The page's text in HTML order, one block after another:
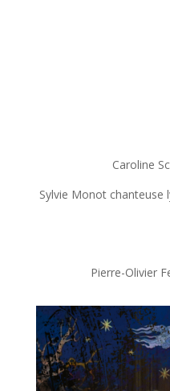
Caroline
Sylvie Monot chanteuse
Pierre-Olivier